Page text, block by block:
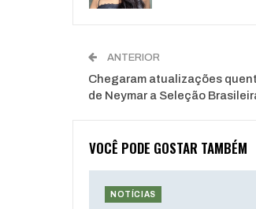
ANTERIOR
Chegaram atualizações
de Neymar a Seleção
VOCÊ PODE GOSTAR TAMBÉM
NOTÍCIAS